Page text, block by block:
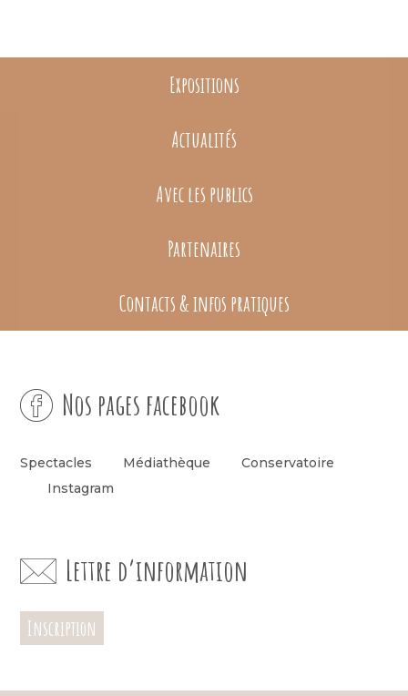
Expositions
Actualités
Avec les publics
Partenaires
Contacts & infos pratiques
Nos pages facebook
Spectacles Médiathèque
Conservatoire
Instagram
Lettre d’information
Inscription